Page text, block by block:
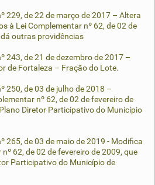
229, de 22 de março de 2017 – Altera
à Lei Complementar nº 62, de 02 de
outras providências
243, de 21 de dezembro de 2017 –
de Fortaleza – Fração do Lote.
250, de 03 de julho de 2018 –
nº 62, de 02 de fevereiro de
Diretor Participativo do Município
265, de 03 de maio de 2019 - Modifica
62, de 02 de fevereiro de 2009, que
Participativo do Município de